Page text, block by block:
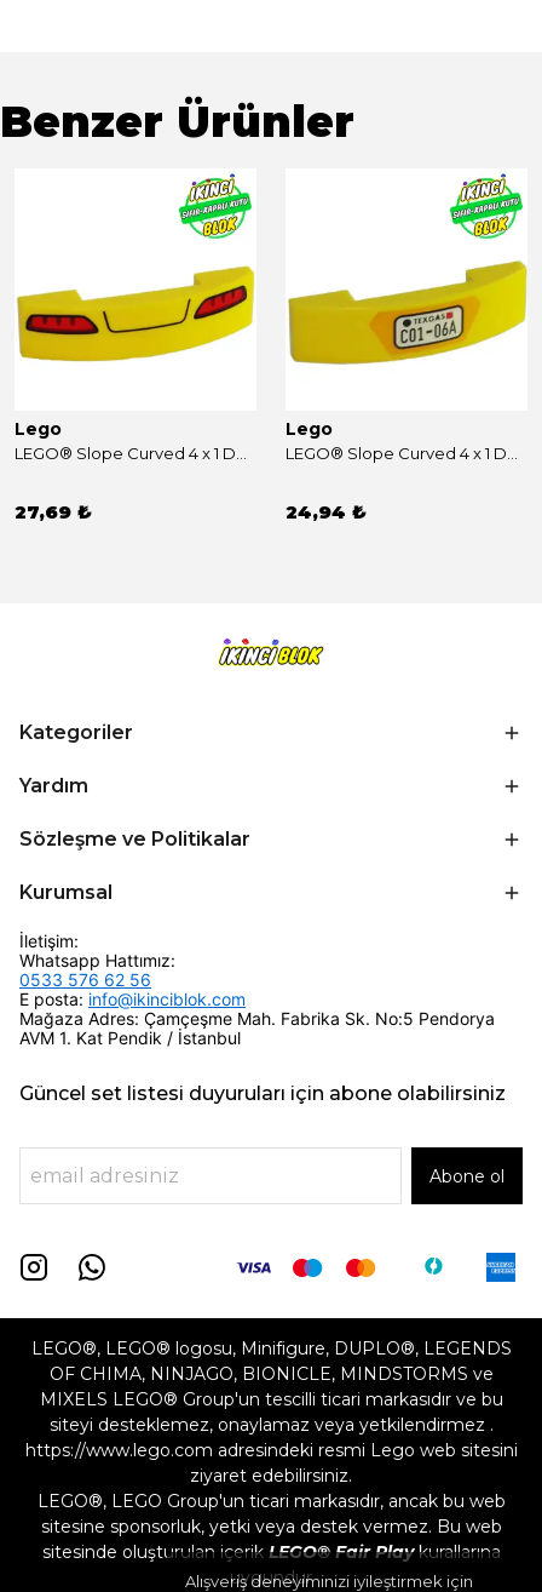
Alışveriş deneyiminizi iyileştirmek için
Benzer Ürünler
Lego
27,69 ₺
Lego
24,94 ₺
Kategoriler
Yardım
Sözleşme ve Politikalar
Kurumsal
İletişim:
Whatsapp Hattımız:
0533 576 62 56
E posta: info@ikinciblok.com
Mağaza Adres: Çamçeşme Mah. Fabrika Sk. No:5 Pendorya
AVM 1. Kat Pendik / İstanbul
Güncel set listesi duyuruları için abone olabilirsiniz
Abone ol
LEGO®, LEGO® logosu, Minifigure, DUPLO®, LEGENDS
OF CHIMA, NINJAGO, BIONICLE, MINDSTORMS ve
MIXELS LEGO® Group'un tescilli ticari markasıdır ve bu
siteyi desteklemez, onaylamaz veya yetkilendirmez .
https://www.lego.com adresindeki resmi Lego web sitesini
ziyaret edebilirsiniz.
LEGO®, LEGO Group'un ticari markasıdır, ancak bu web
sitesine sponsorluk, yetki veya destek vermez. Bu web
sitesinde oluşturulan içerik LEGO® Fair Playkurallarına
uygundur